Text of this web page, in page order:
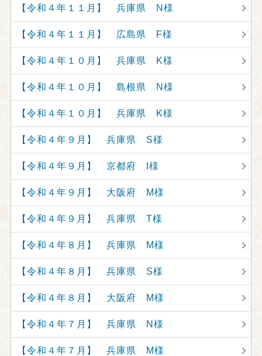
【令和４年１１月】 兵庫県 N様
【令和４年１１月】 広島県 F様
【令和４年１０月】 兵庫県 K様
【令和４年１０月】 島根県 N様
【令和４年１０月】 兵庫県 K様
【令和４年９月】 兵庫県 S様
【令和４年９月】 京都府 I様
【令和４年９月】 大阪府 M様
【令和４年９月】 兵庫県 T様
【令和４年８月】 兵庫県 M様
【令和４年８月】 兵庫県 S様
【令和４年８月】 大阪府 M様
【令和４年７月】 兵庫県 N様
【令和４年７月】 兵庫県 M様